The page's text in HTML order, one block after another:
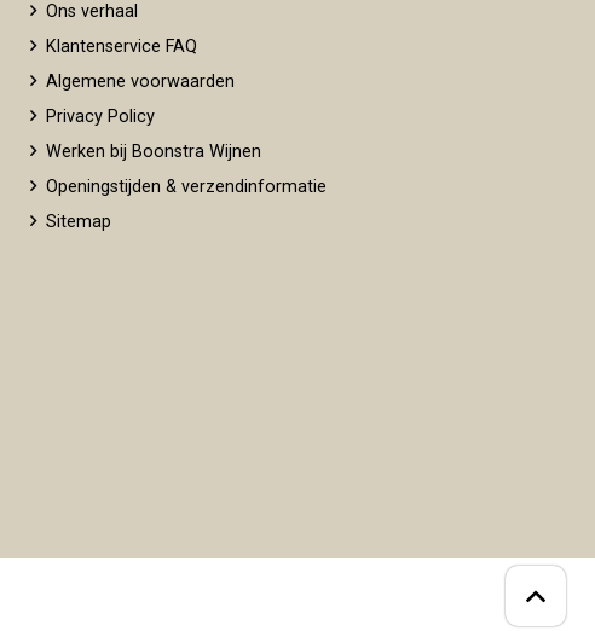
Ons verhaal
Klantenservice FAQ
Algemene voorwaarden
Privacy Policy
Werken bij Boonstra Wijnen
Openingstijden & verzendinformatie
Sitemap